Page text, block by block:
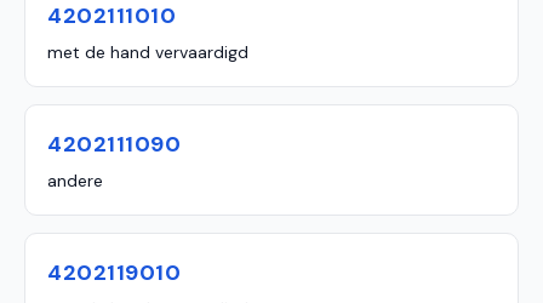
4202111010
met de hand vervaardigd
4202111090
andere
4202119010